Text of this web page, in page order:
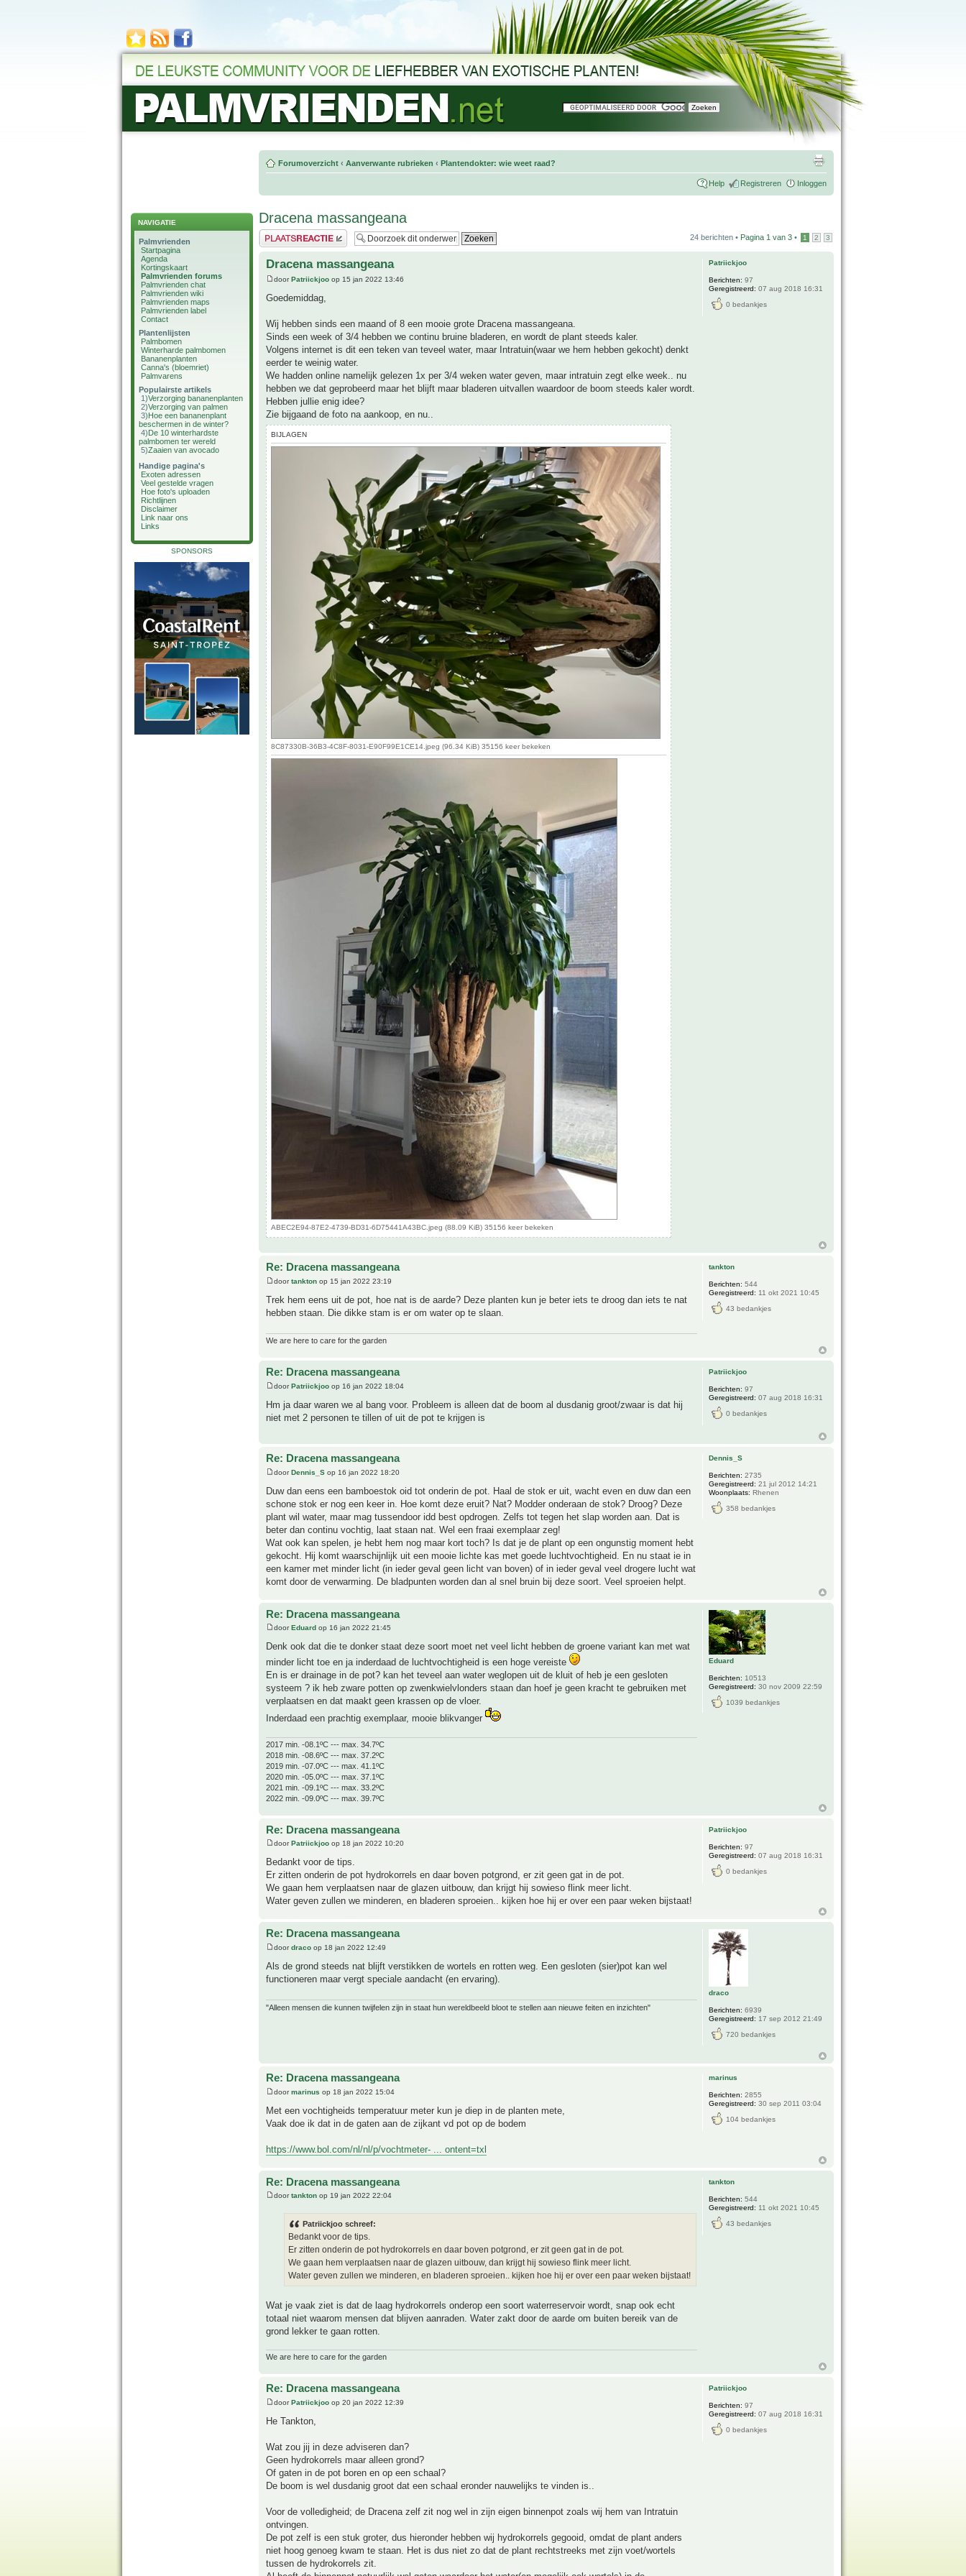
NAVIGATIE
Palmvrienden
Startpagina
Agenda
Kortingskaart
Palmvrienden forums
Palmvrienden chat
Palmvrienden wiki
Palmvrienden maps
Palmvrienden label
Contact
Plantenlijsten
Palmbomen
Winterharde palmbomen
Bananenplanten
Canna's (bloemriet)
Palmvarens
Populairste artikels
1)Verzorging bananenplanten
2)Verzorging van palmen
3)Hoe een bananenplant
beschermen in de winter?
4)De 10 winterhardste
palmbomen ter wereld
5)Zaaien van avocado
Handige pagina's
Exoten adressen
Veel gestelde vragen
Hoe foto's uploaden
Richtlijnen
Disclaimer
Link naar ons
Links
SPONSORS
Forumoverzicht ‹ Aanverwante rubrieken ‹ Plantendokter: wie weet raad?
Help Registreren Inloggen
Dracena massangeana
Plaats een reactie 24 berichten • Pagina 1 van 3 • 1 2 3
Dracena massangeana
doorPatriickjoo op 15 jan 2022 13:46
Goedemiddag,
Wij hebben sinds een maand of 8 een mooie grote Dracena massangeana.
Sinds een week of 3/4 hebben we continu bruine bladeren, en wordt de plant steeds kaler.
Volgens internet is dit een teken van teveel water, maar Intratuin(waar we hem hebben gekocht) denkt
eerder te weinig water.
We hadden online namelijk gelezen 1x per 3/4 weken water geven, maar intratuin zegt elke week.. nu
hebben we dat geprobeerd maar het blijft maar bladeren uitvallen waardoor de boom steeds kaler wordt.
Hebben jullie enig idee?
Zie bijgaand de foto na aankoop, en nu..
BIJLAGEN
8C87330B-36B3-4C8F-8031-E90F99E1CE14.jpeg (96.34 KiB) 35156 keer bekeken
ABEC2E94-87E2-4739-BD31-6D75441A43BC.jpeg (88.09 KiB) 35156 keer bekeken
Patriickjoo
Berichten: 97
Geregistreerd: 07 aug 2018 16:31
0 bedankjes
Re: Dracena massangeana
doortankton op 15 jan 2022 23:19
Trek hem eens uit de pot, hoe nat is de aarde? Deze planten kun je beter iets te droog dan iets te nat
hebben staan. Die dikke stam is er om water op te slaan.
We are here to care for the garden
tankton
Berichten: 544
Geregistreerd: 11 okt 2021 10:45
43 bedankjes
Re: Dracena massangeana
doorPatriickjoo op 16 jan 2022 18:04
Hm ja daar waren we al bang voor. Probleem is alleen dat de boom al dusdanig groot/zwaar is dat hij
niet met 2 personen te tillen of uit de pot te krijgen is
Patriickjoo
Berichten: 97
Geregistreerd: 07 aug 2018 16:31
0 bedankjes
Re: Dracena massangeana
doorDennis_S op 16 jan 2022 18:20
Duw dan eens een bamboestok oid tot onderin de pot. Haal de stok er uit, wacht even en duw dan een
schone stok er nog een keer in. Hoe komt deze eruit? Nat? Modder onderaan de stok? Droog? Deze
plant wil water, maar mag tussendoor idd best opdrogen. Zelfs tot tegen het slap worden aan. Dat is
beter dan continu vochtig, laat staan nat. Wel een fraai exemplaar zeg!
Wat ook kan spelen, je hebt hem nog maar kort toch? Is dat je de plant op een ongunstig moment hebt
gekocht. Hij komt waarschijnlijk uit een mooie lichte kas met goede luchtvochtigheid. En nu staat ie in
een kamer met minder licht (in ieder geval geen licht van boven) of in ieder geval veel drogere lucht wat
komt door de verwarming. De bladpunten worden dan al snel bruin bij deze soort. Veel sproeien helpt.
Dennis_S
Berichten: 2735
Geregistreerd: 21 jul 2012 14:21
Woonplaats: Rhenen
358 bedankjes
Re: Dracena massangeana
doorEduard op 16 jan 2022 21:45
Denk ook dat die te donker staat deze soort moet net veel licht hebben de groene variant kan met wat
minder licht toe en ja inderdaad de luchtvochtigheid is een hoge vereiste
En is er drainage in de pot? kan het teveel aan water weglopen uit de kluit of heb je een gesloten
systeem ? ik heb zware potten op zwenkwielvlonders staan dan hoef je geen kracht te gebruiken met
verplaatsen en dat maakt geen krassen op de vloer.
Inderdaad een prachtig exemplaar, mooie blikvanger
2017 min. -08.1ºC --- max. 34.7ºC
2018 min. -08.6ºC --- max. 37.2ºC
2019 min. -07.0ºC --- max. 41.1ºC
2020 min. -05.0ºC --- max. 37.1ºC
2021 min. -09.1ºC --- max. 33.2ºC
2022 min. -09.0ºC --- max. 39.7ºC
Eduard
Berichten: 10513
Geregistreerd: 30 nov 2009 22:59
1039 bedankjes
Re: Dracena massangeana
door Patriickjoo op 18 jan 2022 10:20
Bedankt voor de tips.
Er zitten onderin de pot hydrokorrels en daar boven potgrond, er zit geen gat in de pot.
We gaan hem verplaatsen naar de glazen uitbouw, dan krijgt hij sowieso flink meer licht.
Water geven zullen we minderen, en bladeren sproeien.. kijken hoe hij er over een paar weken bijstaat!
Patriickjoo
Berichten: 97
Geregistreerd: 07 aug 2018 16:31
0 bedankjes
Re: Dracena massangeana
doordraco op 18 jan 2022 12:49
Als de grond steeds nat blijft verstikken de wortels en rotten weg. Een gesloten (sier)pot kan wel
functioneren maar vergt speciale aandacht (en ervaring).
"Alleen mensen die kunnen twijfelen zijn in staat hun wereldbeeld bloot te stellen aan nieuwe feiten en inzichten"
draco
Berichten: 6939
Geregistreerd: 17 sep 2012 21:49
720 bedankjes
Re: Dracena massangeana
doormarinus op 18 jan 2022 15:04
Met een vochtigheids temperatuur meter kun je diep in de planten mete,
Vaak doe ik dat in de gaten aan de zijkant vd pot op de bodem
https://www.bol.com/nl/nl/p/vochtmeter- ... ontent=txl
marinus
Berichten: 2855
Geregistreerd: 30 sep 2011 03:04
104 bedankjes
Re: Dracena massangeana
doortankton op 19 jan 2022 22:04
Patriickjoo schreef:
Bedankt voor de tips.
Er zitten onderin de pot hydrokorrels en daar boven potgrond, er zit geen gat in de pot.
We gaan hem verplaatsen naar de glazen uitbouw, dan krijgt hij sowieso flink meer licht.
Water geven zullen we minderen, en bladeren sproeien.. kijken hoe hij er over een paar weken bijstaat!
Wat je vaak ziet is dat de laag hydrokorrels onderop een soort waterreservoir wordt, snap ook echt
totaal niet waarom mensen dat blijven aanraden. Water zakt door de aarde om buiten bereik van de
grond lekker te gaan rotten.
We are here to care for the garden
tankton
Berichten: 544
Geregistreerd: 11 okt 2021 10:45
43 bedankjes
Re: Dracena massangeana
doorPatriickjoo op 20 jan 2022 12:39
He Tankton,
Wat zou jij in deze adviseren dan?
Geen hydrokorrels maar alleen grond?
Of gaten in de pot boren en op een schaal?
De boom is wel dusdanig groot dat een schaal eronder nauwelijks te vinden is..
Voor de volledigheid; de Dracena zelf zit nog wel in zijn eigen binnenpot zoals wij hem van Intratuin
ontvingen.
De pot zelf is een stuk groter, dus hieronder hebben wij hydrokorrels gegooid, omdat de plant anders
niet hoog genoeg kwam te staan. Het is dus niet zo dat de plant rechtstreeks met zijn voet/wortels
tussen de hydrokorrels zit.
Patriickjoo
Berichten: 97
Geregistreerd: 07 aug 2018 16:31
0 bedankjes